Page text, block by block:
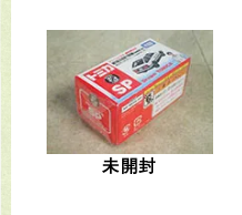
未開封